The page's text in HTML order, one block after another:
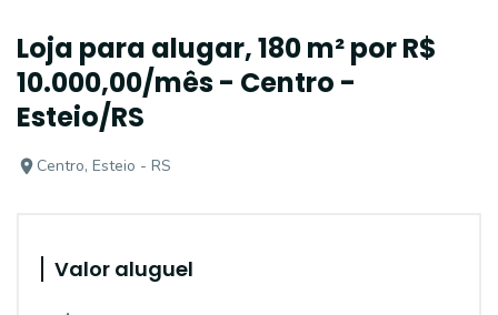
Loja para alugar, 180 m² por R$
10.000,00/mês - Centro -
Esteio/RS
Centro, Esteio - RS
Valor aluguel